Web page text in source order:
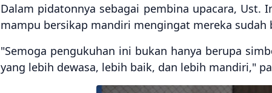
Dalam pidatonnya sebagai pembina upacara, Ust.
mampu bersikap mandiri mengingat mereka
"Semoga pengukuhan ini bukan hanya berupa
yang lebih dewasa, lebih baik, dan lebih mandiri,"